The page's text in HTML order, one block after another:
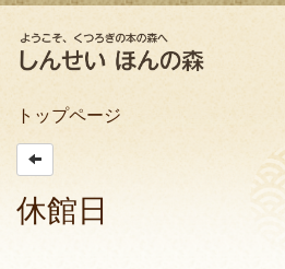
トップページ
休館日